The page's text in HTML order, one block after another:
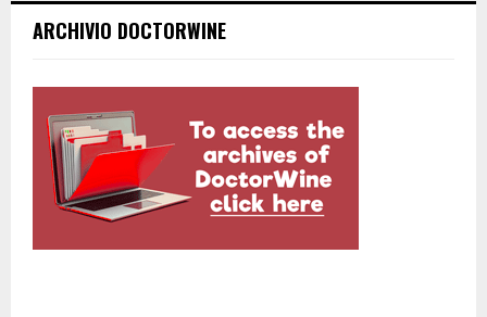
ARCHIVIO DOCTORWINE